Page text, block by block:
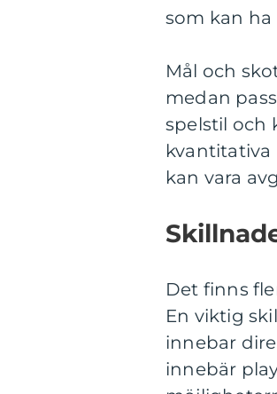
som kan ha
Mål och
medan
spelstil och
kan vara
Det finns
En viktig
innebar
innebär